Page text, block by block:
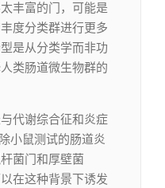
丰富的门，可能是
度分类群进行更多
是从分类学而非功
类肠道微生物群的
代谢综合征和炎症
小鼠测试的肠道炎
菌门和厚壁菌
在这种背景下诱发